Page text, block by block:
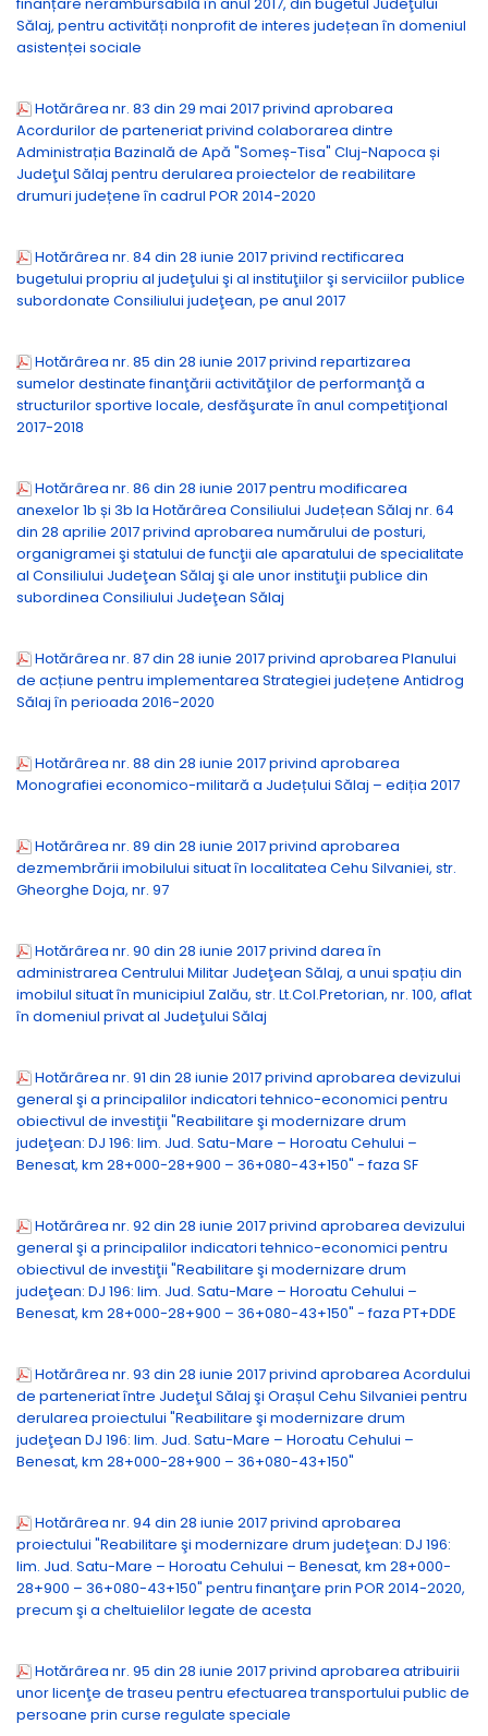
Sălaj, pentru activități nonprofit de interes județean în domeniul
asistenței sociale
Hotărârea nr. 83 din 29 mai 2017 privind aprobarea
Acordurilor de parteneriat privind colaborarea dintre
Administrația Bazinală de Apă "Someș-Tisa" Cluj-Napoca și
Judeţul Sălaj pentru derularea proiectelor de reabilitare
drumuri județene în cadrul POR 2014-2020
Hotărârea nr. 84 din 28 iunie 2017 privind rectificarea
bugetului propriu al judeţului şi al instituţiilor şi serviciilor publice
subordonate Consiliului judeţean, pe anul 2017
Hotărârea nr. 85 din 28 iunie 2017 privind repartizarea
sumelor destinate finanţării activităţilor de performanţă a
structurilor sportive locale, desfăşurate în anul competiţional
2017-2018
Hotărârea nr. 86 din 28 iunie 2017 pentru modificarea
anexelor 1b și 3b la Hotărârea Consiliului Județean Sălaj nr. 64
din 28 aprilie 2017 privind aprobarea numărului de posturi,
organigramei şi statului de funcţii ale aparatului de specialitate
al Consiliului Judeţean Sălaj şi ale unor instituţii publice din
subordinea Consiliului Judeţean Sălaj
Hotărârea nr. 87 din 28 iunie 2017 privind aprobarea Planului
de acțiune pentru implementarea Strategiei județene Antidrog
Sălaj în perioada 2016-2020
Hotărârea nr. 88 din 28 iunie 2017 privind aprobarea
Monografiei economico-militară a Județului Sălaj – ediția 2017
Hotărârea nr. 89 din 28 iunie 2017 privind aprobarea
dezmembrării imobilului situat în localitatea Cehu Silvaniei, str.
Gheorghe Doja, nr. 97
Hotărârea nr. 90 din 28 iunie 2017 privind darea în
administrarea Centrului Militar Judeţean Sălaj, a unui spațiu din
imobilul situat în municipiul Zalău, str. Lt.Col.Pretorian, nr. 100, aflat
în domeniul privat al Judeţului Sălaj
Hotărârea nr. 91 din 28 iunie 2017 privind aprobarea devizului
general şi a principalilor indicatori tehnico-economici pentru
obiectivul de investiţii "Reabilitare şi modernizare drum
judeţean: DJ 196: lim. Jud. Satu-Mare – Horoatu Cehului –
Benesat, km 28+000-28+900 – 36+080-43+150" - faza SF
Hotărârea nr. 92 din 28 iunie 2017 privind aprobarea devizului
general şi a principalilor indicatori tehnico-economici pentru
obiectivul de investiţii "Reabilitare şi modernizare drum
judeţean: DJ 196: lim. Jud. Satu-Mare – Horoatu Cehului –
Benesat, km 28+000-28+900 – 36+080-43+150" - faza PT+DDE
Hotărârea nr. 93 din 28 iunie 2017 privind aprobarea Acordului
de parteneriat între Judeţul Sălaj şi Orașul Cehu Silvaniei pentru
derularea proiectului "Reabilitare şi modernizare drum
judeţean DJ 196: lim. Jud. Satu-Mare – Horoatu Cehului –
Benesat, km 28+000-28+900 – 36+080-43+150"
Hotărârea nr. 94 din 28 iunie 2017 privind aprobarea
proiectului "Reabilitare şi modernizare drum judeţean: DJ 196:
lim. Jud. Satu-Mare – Horoatu Cehului – Benesat, km 28+000-
28+900 – 36+080-43+150" pentru finanţare prin POR 2014-2020,
precum şi a cheltuielilor legate de acesta
Hotărârea nr. 95 din 28 iunie 2017 privind aprobarea atribuirii
unor licenţe de traseu pentru efectuarea transportului public de
persoane prin curse regulate speciale